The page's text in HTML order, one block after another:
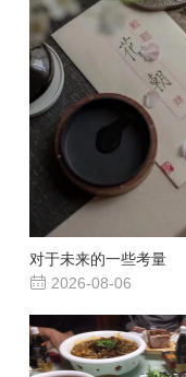
对于未来的一些考量
 2026-08-06